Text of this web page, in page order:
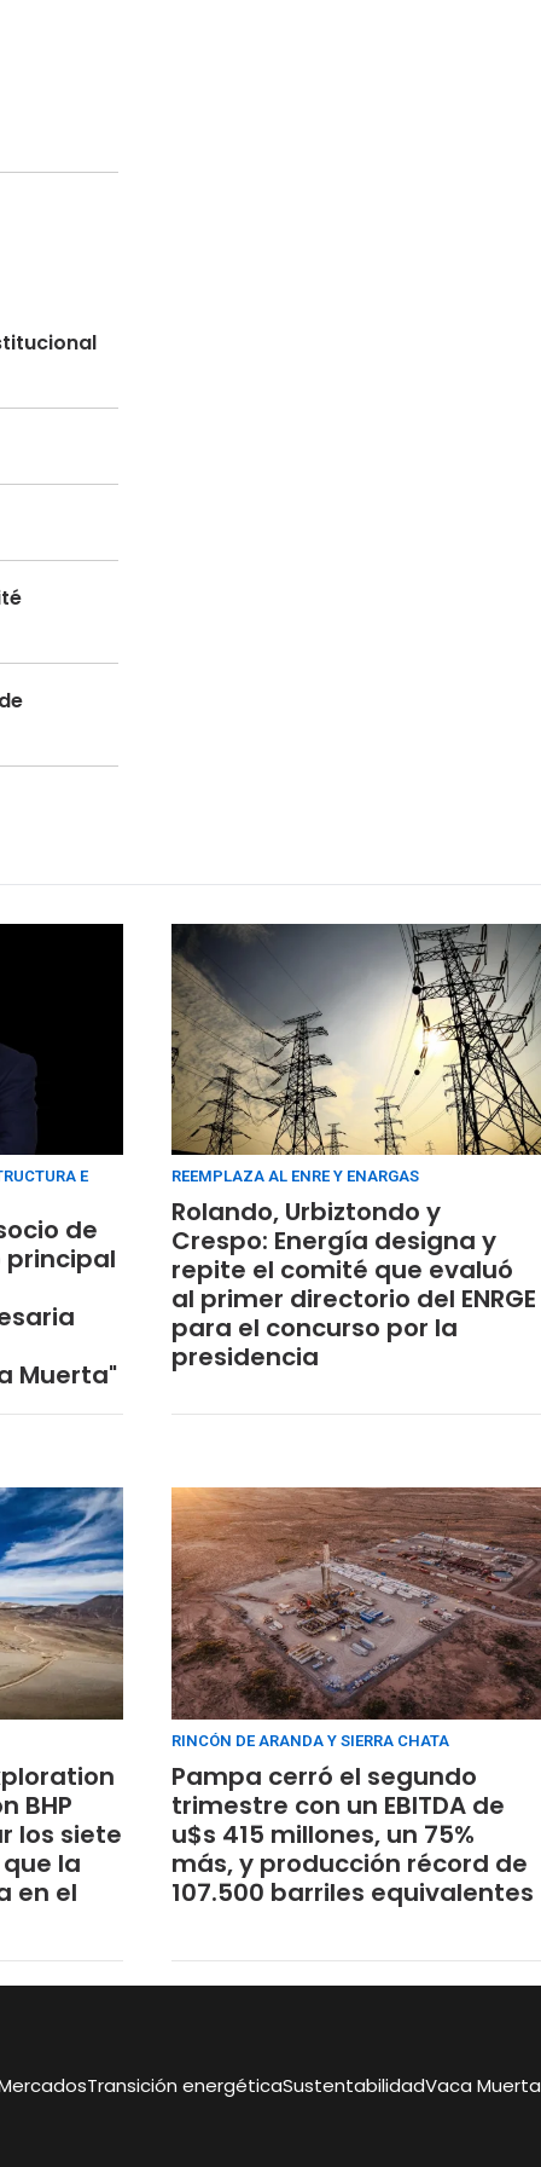
E
de
principal
Muerta"
REEMPLAZA AL ENRE Y ENARGAS
Rolando, Urbiztondo y
Crespo: Energía designa y
repite el comité que evaluó
al primer directorio del ENRGE
para el concurso por la
presidencia
BHP
los siete
la
en el
RINCÓN DE ARANDA Y SIERRA CHATA
Pampa cerró el segundo
trimestre con un EBITDA de
u$s 415 millones, un 75%
más, y producción récord de
107.500 barriles equivalentes
Transición energéticaSustentabilidadVaca Muerta